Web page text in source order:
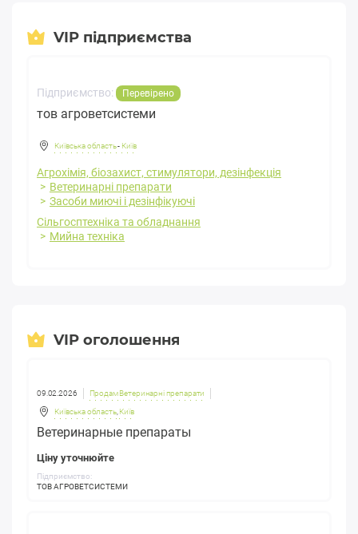
VIP підприємства
Підприємство: Перевірено
тов агроветсистеми
Київська область- Київ
Агрохімія, біозахист, стимулятори, дезінфекція
Ветеринарні препарати
Засоби миючі і дезінфікуючі
Сільгосптехніка та обладнання
Мийна техніка
VIP оголошення
09.02.2026 Продам Ветеринарні препарати
Київська область, Київ
Ветеринарные препараты
Ціну уточнюйте
Підприємство:
ТОВ АГРОВЕТСИСТЕМИ